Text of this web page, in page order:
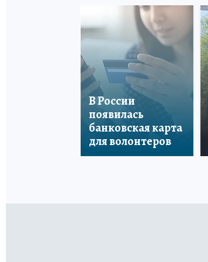
В России
появилась
банковская карта
для волонтеров